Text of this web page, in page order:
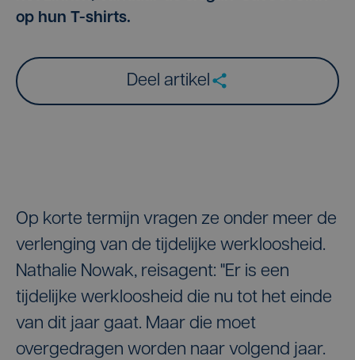
op hun T-shirts.
Deel artikel
Op korte termijn vragen ze onder meer de
verlenging van de tijdelijke werkloosheid.
Nathalie Nowak, reisagent: "Er is een
tijdelijke werkloosheid die nu tot het einde
van dit jaar gaat. Maar die moet
overgedragen worden naar volgend jaar.